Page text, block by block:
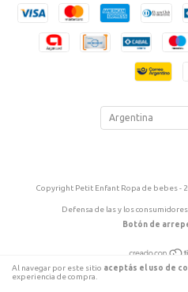
Al navegar por este sitio aceptás el uso de
experiencia de compra.
Copyright Petit Enfant Ropa de bebes -
Defensa de las y los
Botón de